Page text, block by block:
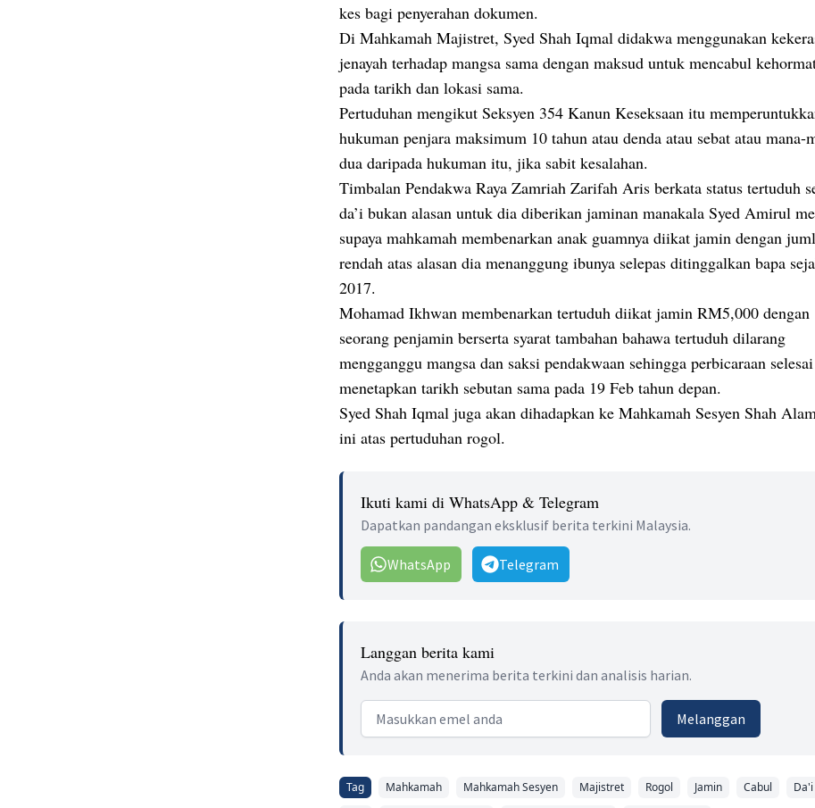
kes bagi penyerahan dokumen.
Di Mahkamah Majistret, Syed Shah Iqmal didakwa menggunakan
jenayah terhadap mangsa sama dengan maksud untuk mencabul
pada tarikh dan lokasi sama.
Pertuduhan mengikut Seksyen 354 Kanun Keseksaan itu
hukuman penjara maksimum 10 tahun atau denda atau sebat atau mana-
dua daripada hukuman itu, jika sabit kesalahan.
Timbalan Pendakwa Raya Zamriah Zarifah Aris berkata status tertuduh
da’i bukan alasan untuk dia diberikan jaminan manakala Syed Amirul
supaya mahkamah membenarkan anak guamnya diikat jamin dengan
rendah atas alasan dia menanggung ibunya selepas ditinggalkan bapa
2017.
Mohamad Ikhwan membenarkan tertuduh diikat jamin RM5,000 dengan
seorang penjamin berserta syarat tambahan bahawa tertuduh dilarang
mengganggu mangsa dan saksi pendakwaan sehingga perbicaraan
menetapkan tarikh sebutan sama pada 19 Feb tahun depan.
Syed Shah Iqmal juga akan dihadapkan ke Mahkamah Sesyen Shah
ini atas pertuduhan rogol.
Ikuti kami di WhatsApp & Telegram
Dapatkan pandangan eksklusif berita terkini Malaysia.
WhatsApp Telegram
Langgan berita kami
Anda akan menerima berita terkini dan analisis harian.
Email address Melanggan
Tag Mahkamah Mahkamah Sesyen Majistret Rogol Jamin Cabul